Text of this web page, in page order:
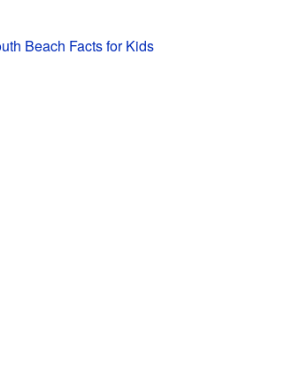
Beach Facts for Kids